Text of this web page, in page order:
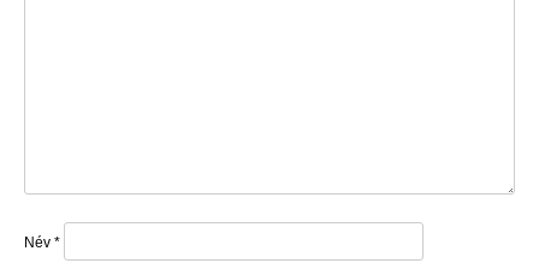
Név *